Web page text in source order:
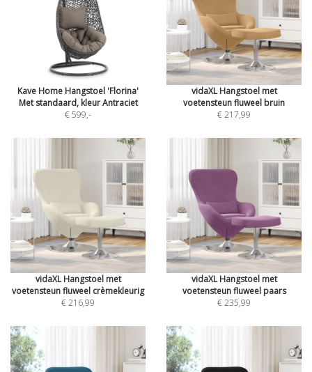
Kave Home Hangstoel 'Florina'
Met standaard, kleur Antraciet
€ 599,-
vidaXL Hangstoel met
voetensteun fluweel bruin
€ 217,99
vidaXL Hangstoel met
voetensteun fluweel crèmekleurig
€ 216,99
vidaXL Hangstoel met
voetensteun fluweel paars
€ 235,99